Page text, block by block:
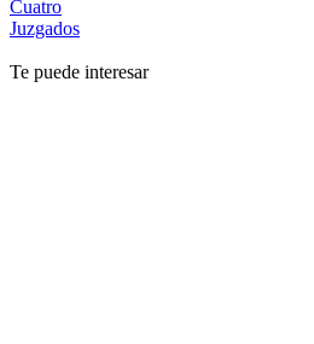
Cuatro
Juzgados
Te puede interesar